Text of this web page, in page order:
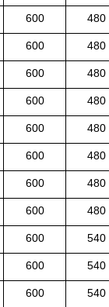
480
600
480
600
480
600
480
600
480
600
480
600
480
600
480
600
540
600
540
600
540
600